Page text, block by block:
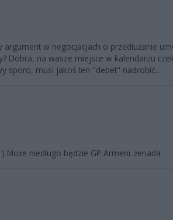
argument w negocjacjach o przedłużanie
Dobra, na wasze miejsce w kalendarzu
sporo, musi jakoś ten "debet" nadrobić...
Może niedługo będzie GP Armeni..żenada